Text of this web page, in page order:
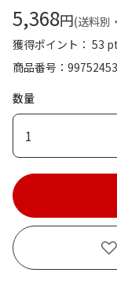
5,368円(送料別
獲得ポイント： 53 pt
商品番号
数量
1